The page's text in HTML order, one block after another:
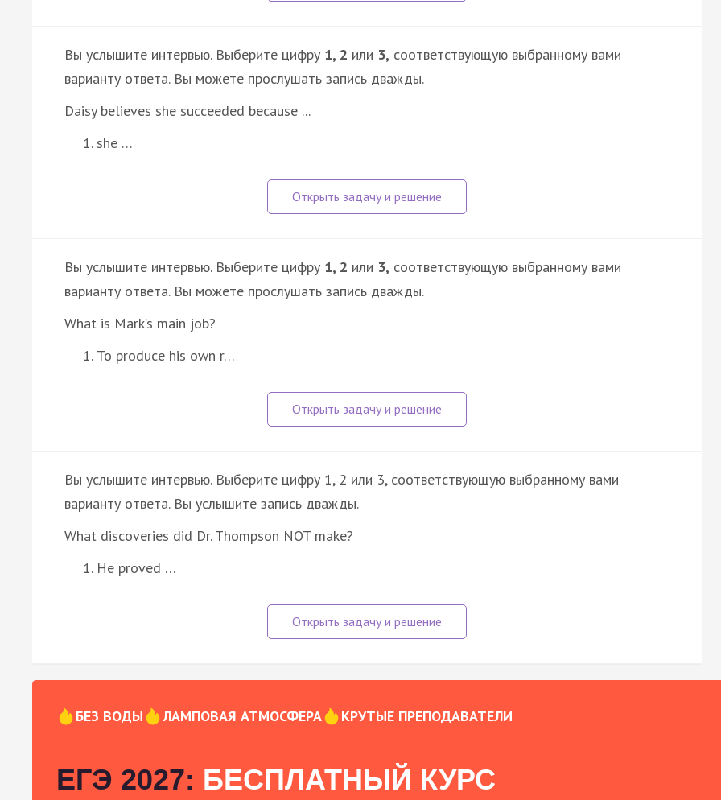
Вы услышите интервью. Выберите цифру 1, 2 или 3, соответствующую выбранному вами
варианту ответа. Вы можете прослушать запись дважды.
Daisy believes she succeeded because ...
she …
Вы услышите интервью. Выберите цифру 1, 2 или 3, соответствующую выбранному вами
варианту ответа. Вы можете прослушать запись дважды.
What is Mark’s main job?
To produce his own r…
Вы услышите интервью. Выберите цифру 1, 2 или 3, соответствующую выбранному вами
варианту ответа. Вы услышите запись дважды.
What discoveries did Dr. Thompson NOT make?
He proved …
БЕЗ ВОДЫ ЛАМПОВАЯ АТМОСФЕРА КРУТЫЕ ПРЕПОДАВАТЕЛИ
ЕГЭ 2027: БЕСПЛАТНЫЙ КУРС